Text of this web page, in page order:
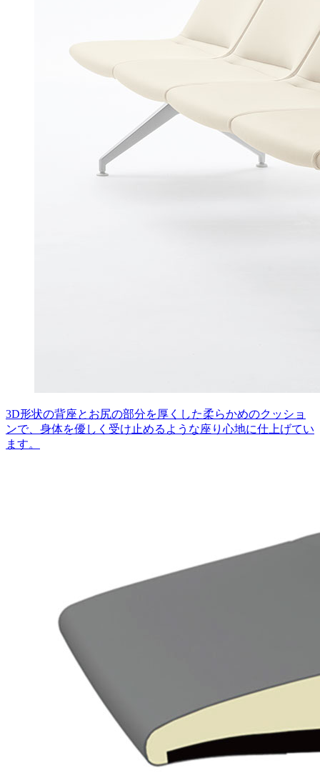
3D形状の背座とお尻の部分を厚くした柔らかめのクッショ
ンで、身体を優しく受け止めるような座り心地に仕上げてい
ます。